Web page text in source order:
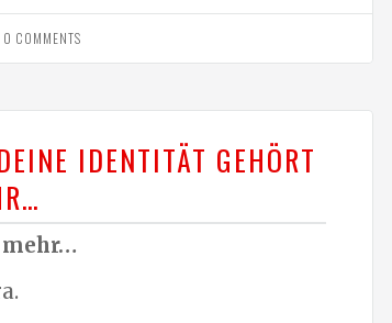
0 COMMENTS
IDENTITÄT GEHÖRT